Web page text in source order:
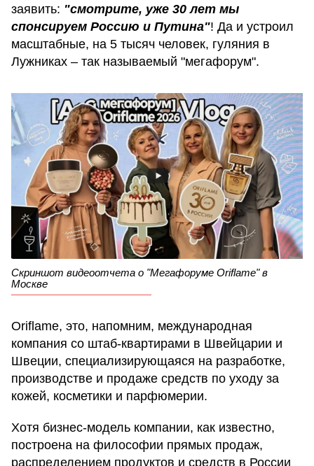
заявить: "смотрите, уже 30 лет мы
спонсируем Россию и Путина"! Да и устроил
масштабные, на 5 тысяч человек, гуляния в
Лужниках – так называемый "мегафорум".
Скриншот видеоотчета о "Мегафоруме Oriflame" в
Москве
Oriflame, это, напомним, международная
компания со штаб-квартирами в Швейцарии и
Швеции, специализирующаяся на разработке,
производстве и продаже средств по уходу за
кожей, косметики и парфюмерии.
Хотя бизнес-модель компании, как известно,
построена на философии прямых продаж,
распределением продуктов и средств в России